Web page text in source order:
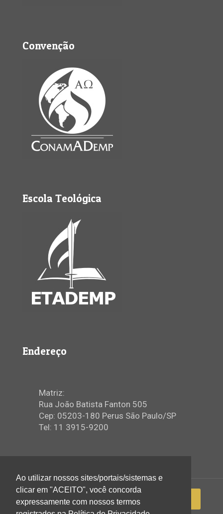
Convenção
Escola Teológica
Endereço
Matriz:
Rua João Batista Fanton 505
Cep: 05203-180 Perus São Paulo/SP
Tel: 11 3915-9200
Ao utilizar nossos sites/portais/sistemas e
clicar em "ACEITO", você concorda
expressamente com nossos termos